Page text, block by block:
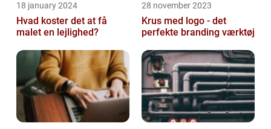
18 january 2024
Hvad koster det at få
malet en lejlighed?
28 november 2023
Krus med logo - det
perfekte branding værktøj